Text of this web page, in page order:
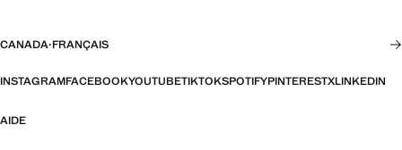
CANADA·FRANÇAIS
INSTAGRAMFACEBOOKYOUTUBETIKTOKSPOTIFYPINTERESTXLINKEDIN
AIDE